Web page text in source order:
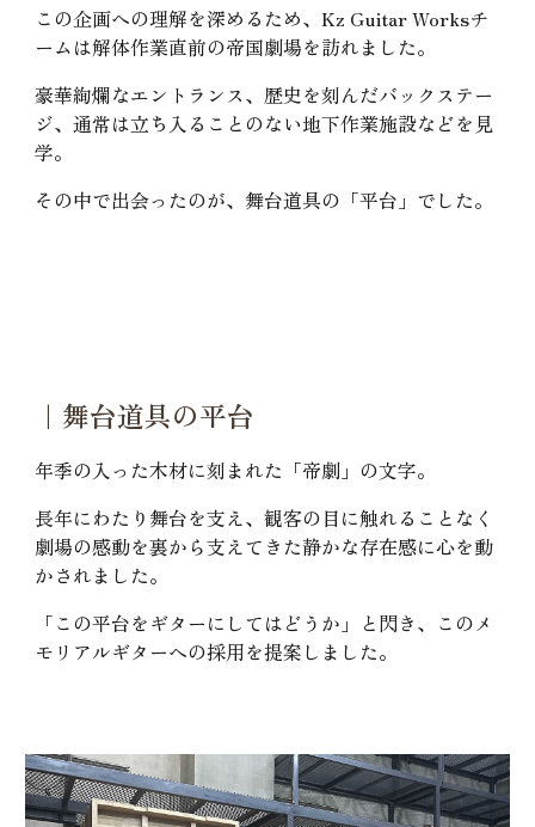
この企画への理解を深めるため、Kz Guitar Worksチ
ームは解体作業直前の帝国劇場を訪れました。
豪華絢爛なエントランス、歴史を刻んだバックステー
ジ、通常は立ち入ることのない地下作業施設などを見
学。
その中で出会ったのが、舞台道具の「平台」でした。
｜舞台道具の平台
年季の入った木材に刻まれた「帝劇」の文字。
長年にわたり舞台を支え、観客の目に触れることなく
劇場の感動を裏から支えてきた静かな存在感に心を動
かされました。
「この平台をギターにしてはどうか」と閃き、このメ
モリアルギターへの採用を提案しました。